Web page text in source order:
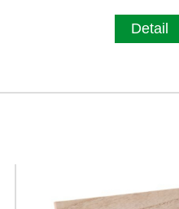
Detail